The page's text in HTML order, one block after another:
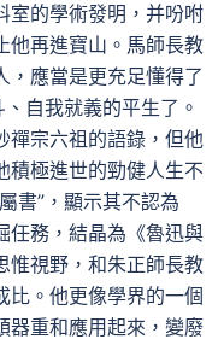
室的學術發明，并吩咐
他再進寶山。馬師長教
，應當是更充足懂得了
自我就義的平生了。
禪宗六祖的語錄，但他
積極進世的勁健人生不
書”，顯示其不認為
任務，結晶為《魯迅與
惟視野，和朱正師長教
比。他更像學界的一個
器重和應用起來，變廢